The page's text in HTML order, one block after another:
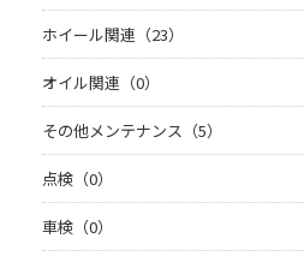
ホイール関連（23）
オイル関連（0）
その他メンテナンス（5）
点検（0）
車検（0）